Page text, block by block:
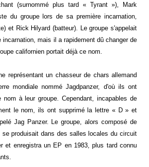
(surnommé plus tard « Tyrant »), Mark
du groupe lors de sa première incarnation,
et Rick Hilyard (batteur). Le groupe s'appelait
incarnation, mais il a rapidement dû changer de
californien portait déjà ce nom.
représentant un chasseur de chars allemand
mondiale nommé Jagdpanzer, d'où ils ont
nom à leur groupe. Cependant, incapables de
le nom, ils ont supprimé la lettre « D » et
Jag Panzer. Le groupe, alors composé de
se produisait dans des salles locales du circuit
et enregistra un EP en 1983, plus tard connu